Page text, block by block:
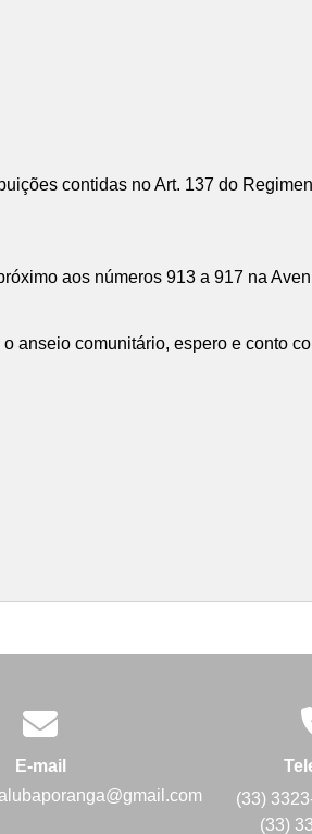
contidas no Art. 137 do
aos números 913 a 917 na
anseio comunitário, espero e conto
E-mail
(33)
(33)